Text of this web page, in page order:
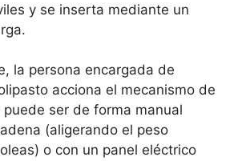
y se inserta mediante un
la persona encargada de
acciona el mecanismo de
puede ser de forma manual
(aligerando el peso
o con un panel eléctrico